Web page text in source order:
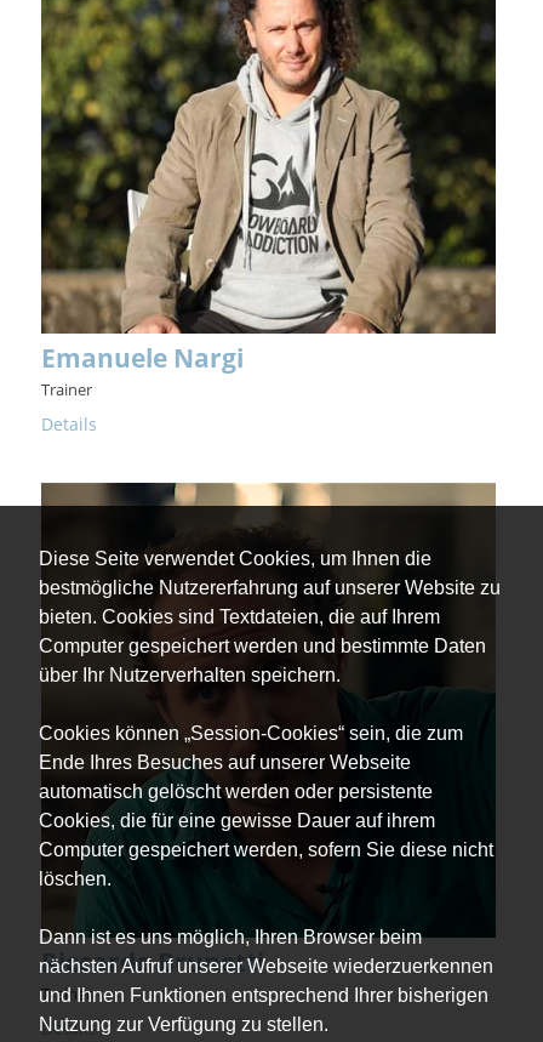
Diese Seite verwendet Cookies, um Ihnen die
bestmögliche Nutzererfahrung auf unserer Website zu
bieten. Cookies sind Textdateien, die auf Ihrem
Computer gespeichert werden und bestimmte Daten
über Ihr Nutzerverhalten speichern.
Cookies können „Session-Cookies“ sein, die zum
Ende Ihres Besuches auf unserer Webseite
automatisch gelöscht werden oder persistente
Cookies, die für eine gewisse Dauer auf ihrem
Computer gespeichert werden, sofern Sie diese nicht
löschen.
Dann ist es uns möglich, Ihren Browser beim
nächsten Aufruf unserer Webseite wiederzuerkennen
und Ihnen Funktionen entsprechend Ihrer bisherigen
Nutzung zur Verfügung zu stellen.
Emanuele Nargi
Trainer
Details
Riccardo Brunetti
Trainer
Details